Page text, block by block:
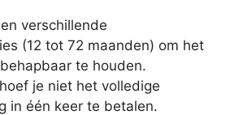
verschillende
(12 tot 72 maanden) om het
te houden.
je niet het volledige
in één keer te betalen.